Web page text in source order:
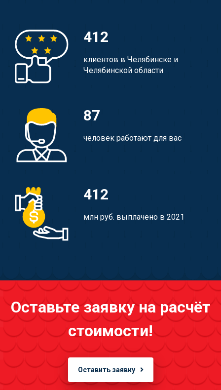
412
клиентов в Челябинске и
Челябинской области
87
человек работают для вас
412
млн руб. выплачено в 2021
Оставьте заявку на расчёт
стоимости!
Оставить заявку